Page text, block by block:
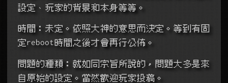
設定、玩家的背景和本身等等。
時間：未定。依照大神的意思而決定。等到有固
定reboot時間之後才會再行公佈。
問題的種類：就如同宗旨所說的，問題大多是來
自原始的設定。當然歡迎玩家投稿。